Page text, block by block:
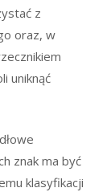
z
oraz, w
uniknąć
znak ma być
klasyfikacji